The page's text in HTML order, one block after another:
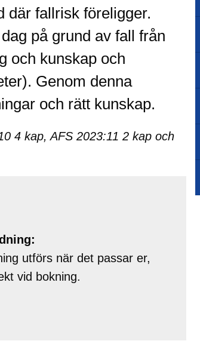
där fallrisk föreligger.
på grund av fall från
och kunskap och
Genom denna
och rätt kunskap.
4 kap, AFS 2023:11 2 kap och
utförs när det passar er,
vid bokning.